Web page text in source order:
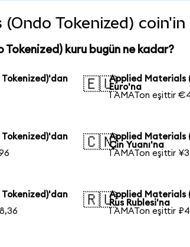
Tokenized)
kuru bugün ne kadar?
🇪🇺Applied Materials
Euro'na
1 AMATon eşittir
🇨🇳Applied Materials
Çin Yuanı'na
1 AMATon eşittir
🇷🇺Applied Materials
Rus Rublesi'na
1 AMATon eşittir